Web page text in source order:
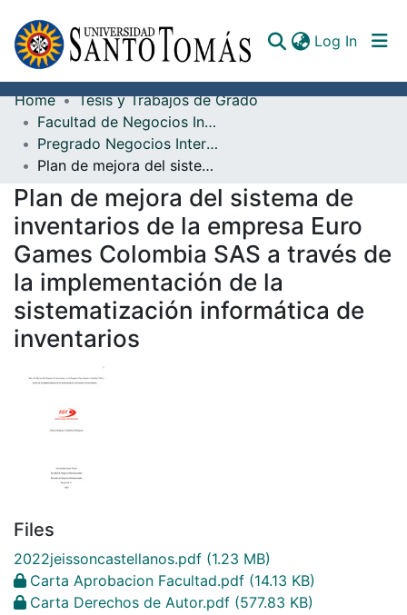
Log In
Communities & Collections
All of DSpace
Documents
Home
Tesis y Trabajos de Grado
Facultad de Negocios Internacionales
Pregrado Negocios Internacionales
Plan de mejora del sistema de inventarios de la empresa Euro Games Colombia SAS a través de la implementación de la sistematización informática de inventarios
Plan de mejora del sistema de
inventarios de la empresa Euro
Games Colombia SAS a través de
la implementación de la
sistematización informática de
inventarios
Files
2022jeissoncastellanos.pdf (1.23 MB)
Carta Aprobacion Facultad.pdf (14.13 KB)
Carta Derechos de Autor.pdf (577.83 KB)